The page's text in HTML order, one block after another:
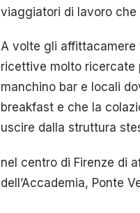
viaggiatori di lavoro che
A volte gli
ricettive molto ricercate
manchino bar e locali
breakfast e che la
uscire dalla struttura
nel centro di Firenze di
dell’Accademia, Ponte